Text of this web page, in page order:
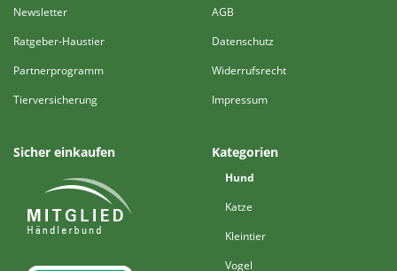
Newsletter
Ratgeber-Haustier
Partnerprogramm
Tierversicherung
AGB
Datenschutz
Widerrufsrecht
Impressum
Sicher einkaufen Kategorien
Hund
Katze
Kleintier
Vogel